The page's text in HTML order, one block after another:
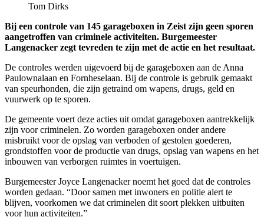
Tom Dirks
Bij een controle van 145 garageboxen in Zeist zijn geen sporen
aangetroffen van criminele activiteiten. Burgemeester
Langenacker zegt tevreden te zijn met de actie en het resultaat.
De controles werden uigevoerd bij de garageboxen aan de Anna
Paulownalaan en Fornheselaan. Bij de controle is gebruik gemaakt
van speurhonden, die zijn getraind om wapens, drugs, geld en
vuurwerk op te sporen.
De gemeente voert deze acties uit omdat garageboxen aantrekkelijk
zijn voor criminelen. Zo worden garageboxen onder andere
misbruikt voor de opslag van verboden of gestolen goederen,
grondstoffen voor de productie van drugs, opslag van wapens en het
inbouwen van verborgen ruimtes in voertuigen.
Burgemeester Joyce Langenacker noemt het goed dat de controles
worden gedaan. “Door samen met inwoners en politie alert te
blijven, voorkomen we dat criminelen dit soort plekken uitbuiten
voor hun activiteiten.”